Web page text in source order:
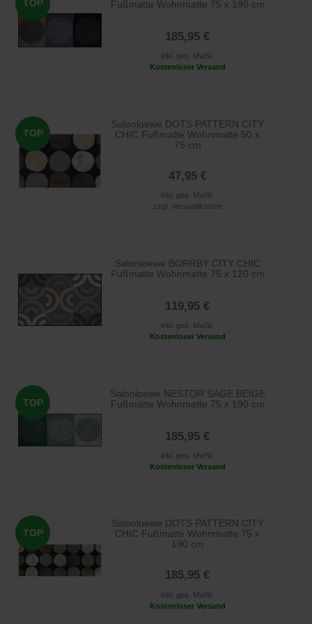
TOP
Fußmatte Wohnmatte 75 x 190 cm
185,95 €
inkl. ges. MwSt.
Kostenloser Versand
TOP
Salonloewe DOTS PATTERN CITY
CHIC Fußmatte Wohnmatte 50 x
75 cm
47,95 €
inkl. ges. MwSt.
zzgl. Versandkosten
Salonloewe BORRBY CITY CHIC
Fußmatte Wohnmatte 75 x 120 cm
119,95 €
inkl. ges. MwSt.
Kostenloser Versand
TOP
Salonloewe NESTOR SAGE BEIGE
Fußmatte Wohnmatte 75 x 190 cm
185,95 €
inkl. ges. MwSt.
Kostenloser Versand
TOP
Salonloewe DOTS PATTERN CITY
CHIC Fußmatte Wohnmatte 75 x
190 cm
185,95 €
inkl. ges. MwSt.
Kostenloser Versand